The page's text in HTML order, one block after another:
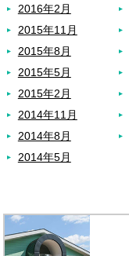
2016年2月
2015年11月
2015年8月
2015年5月
2015年2月
2014年11月
2014年8月
2014年5月